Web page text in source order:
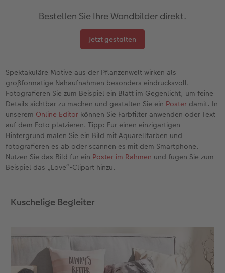
Bestellen Sie Ihre Wandbilder direkt.
Jetzt gestalten
Spektakuläre Motive aus der Pflanzenwelt wirken als
großformatige Nahaufnahmen besonders eindrucksvoll.
Fotografieren Sie zum Beispiel ein Blatt im Gegenlicht, um feine
Details sichtbar zu machen und gestalten Sie ein Poster damit. In
unserem Online Editor können Sie Farbfilter anwenden oder Text
auf dem Foto platzieren. Tipp: Für einen einzigartigen
Hintergrund malen Sie ein Bild mit Aquarellfarben und
fotografieren es ab oder scannen es mit dem Smartphone.
Nutzen Sie das Bild für ein Poster im Rahmen und fügen Sie zum
Beispiel das „Love“-Clipart hinzu.
Kuschelige Begleiter